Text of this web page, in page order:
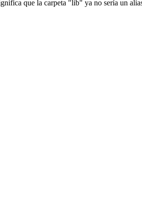
que la carpeta "lib" ya no sería un alias.